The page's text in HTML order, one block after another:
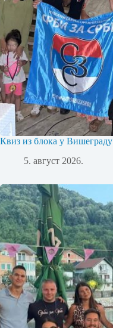
Квиз из блока у Вишеграду
5. август 2026.